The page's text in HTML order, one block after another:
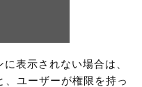
表示されない場合は、
、ユーザーが権限を持っ